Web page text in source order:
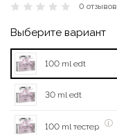
0 отзывов
Выберите вариант
100 ml edt
30 ml edt
100 ml тестер